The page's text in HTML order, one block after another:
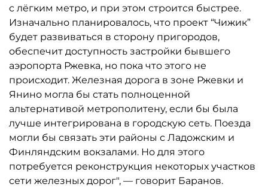
с лёгким метро, и при этом строится быстрее.
Изначально планировалось, что проект “Чижик”
будет развиваться в сторону пригородов,
обеспечит доступность застройки бывшего
аэропорта Ржевка, но пока что этого не
происходит. Железная дорога в зоне Ржевки и
Янино могла бы стать полноценной
альтернативой метрополитену, если бы была
лучше интегрирована в городскую сеть. Поезда
могли бы связать эти районы с Ладожским и
Финляндским вокзалами. Но для этого
потребуется реконструкция некоторых участков
сети железных дорог", — говорит Баранов.